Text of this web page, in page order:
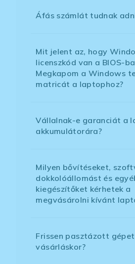
Áfás számlát tudnak
Mit jelent az, hogy
licenszkód van a BIOS-
Megkapom a Windows
matricát a laptophoz?
Vállalnak-e garanciát a
akkumulátorára?
Milyen bővítéseket,
dokkolóállomást és
kiegészítőket kérhetek a
megvásárolni kívánt
Frissen pasztázott
vásárláskor?